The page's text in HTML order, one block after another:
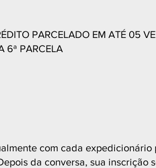
PARCELADO EM ATÉ 05
6ª PARCELA
com cada expedicionário
da conversa, sua inscrição